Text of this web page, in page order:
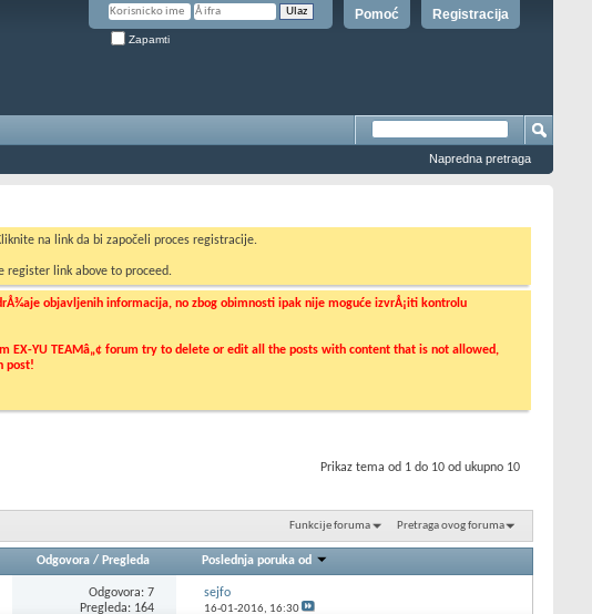
Registracija
Pomoć
Zapamti
Napredna pretraga
na link da bi započeli proces registracije.
register link above to proceed.
objavljenih informacija, no zbog obimnosti ipak nije moguće izvrÅ¡iti kontrolu
YU TEAMâ„¢ forum try to delete or edit all the posts with content that is not allowed,
post!
Prikaz tema od 1 do 10 od ukupno 10
Funkcije foruma Pretraga ovog foruma
Odgovora / Pregleda Poslednja poruka od
Odgovora: 7
Pregleda: 164
sejfo
16-01-2016, 16:30